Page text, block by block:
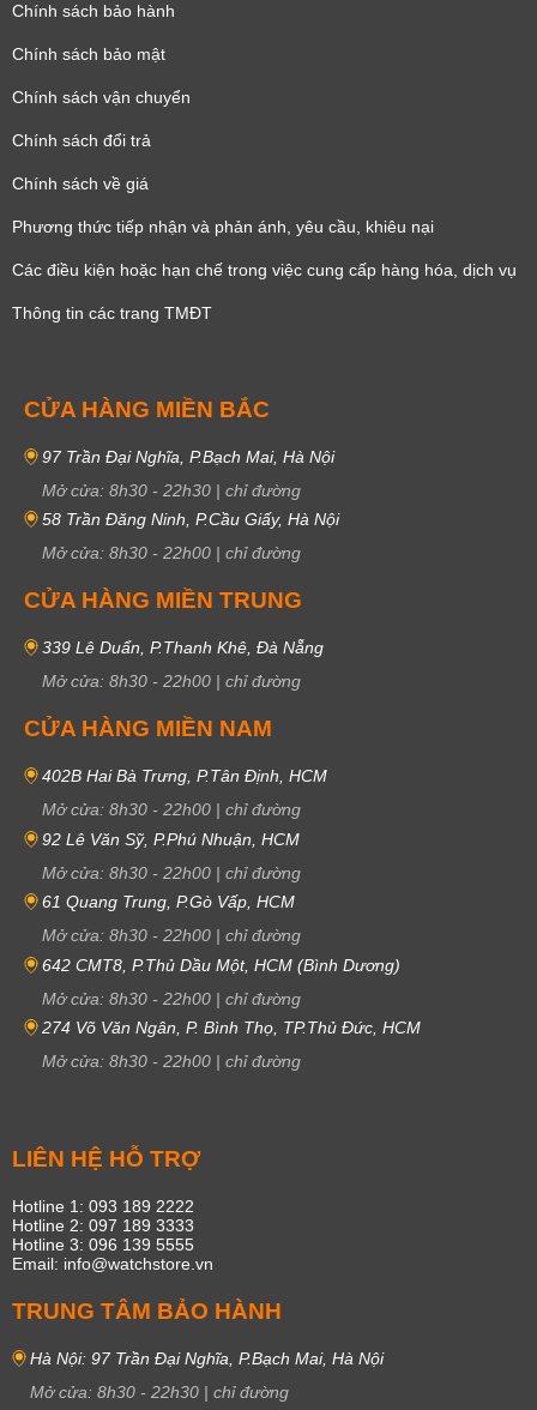
Chính sách bảo hành
Chính sách bảo mật
Chính sách vận chuyển
Chính sách đổi trả
Chính sách về giá
Phương thức tiếp nhận và phản ánh, yêu cầu, khiêu nại
Các điều kiện hoặc hạn chế trong việc cung cấp hàng hóa, dịch vụ
Thông tin các trang TMĐT
CỬA HÀNG MIỀN BẮC
97 Trần Đại Nghĩa, P.Bạch Mai, Hà Nội
Mở cửa: 8h30 - 22h30 | chỉ đường
58 Trần Đăng Ninh, P.Cầu Giấy, Hà Nội
Mở cửa: 8h30 - 22h00 | chỉ đường
CỬA HÀNG MIỀN TRUNG
339 Lê Duẩn, P.Thanh Khê, Đà Nẵng
Mở cửa: 8h30 - 22h00 | chỉ đường
CỬA HÀNG MIỀN NAM
402B Hai Bà Trưng, P.Tân Định, HCM
Mở cửa: 8h30 - 22h00 | chỉ đường
92 Lê Văn Sỹ, P.Phú Nhuận, HCM
Mở cửa: 8h30 - 22h00 | chỉ đường
61 Quang Trung, P.Gò Vấp, HCM
Mở cửa: 8h30 - 22h00 | chỉ đường
642 CMT8, P.Thủ Dầu Một, HCM (Bình Dương)
Mở cửa: 8h30 - 22h00 | chỉ đường
274 Võ Văn Ngân, P. Bình Thọ, TP.Thủ Đức, HCM
Mở cửa: 8h30 - 22h00 | chỉ đường
LIÊN HỆ HỖ TRỢ
Hotline 1: 093 189 2222
Hotline 2: 097 189 3333
Hotline 3: 096 139 5555
Email: info@watchstore.vn
TRUNG TÂM BẢO HÀNH
Hà Nội: 97 Trần Đại Nghĩa, P.Bạch Mai, Hà Nội
Mở cửa: 8h30 - 22h30 | chỉ đường